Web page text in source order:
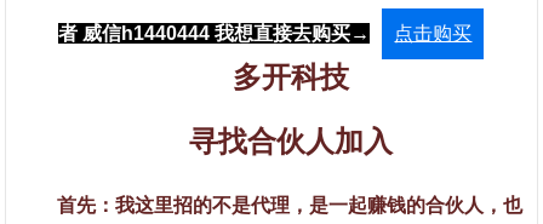
者 威信h1440444 我想直接去购买→ 点击购买
多开科技
寻找合伙人加入
首先：我这里招的不是代理，是一起赚钱的合伙人，也